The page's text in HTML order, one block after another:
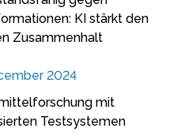
KI stärkt den
Zusammenhalt
2024
mit
Testsystemen